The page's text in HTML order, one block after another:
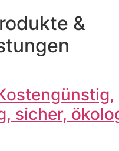
&
sicher,